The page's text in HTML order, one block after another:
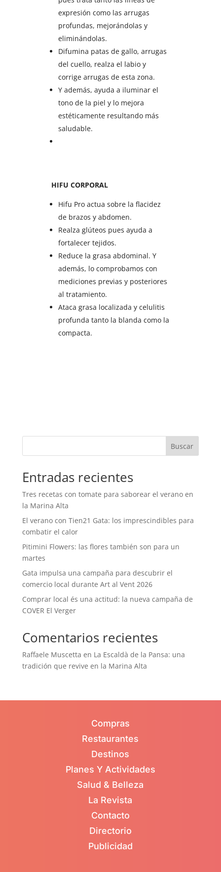
expresión como las arrugas
profundas, mejorándolas y
eliminándolas.
Difumina patas de gallo, arrugas
del cuello, realza el labio y
corrige arrugas de esta zona.
Y además, ayuda a iluminar el
tono de la piel y lo mejora
estéticamente resultando más
saludable.
HIFU CORPORAL
Hifu Pro actua sobre la flacidez
de brazos y abdomen.
Realza glúteos pues ayuda a
fortalecer tejidos.
Reduce la grasa abdominal. Y
además, lo comprobamos con
mediciones previas y posteriores
al tratamiento.
Ataca grasa localizada y celulitis
profunda tanto la blanda como la
compacta.
Buscar
Entradas recientes
Tres recetas con tomate para saborear el verano en
la Marina Alta
El verano con Tien21 Gata: los imprescindibles para
combatir el calor
Pitimini Flowers: las flores también son para un
martes
Gata impulsa una campaña para descubrir el
comercio local durante Art al Vent 2026
Comprar local és una actitud: la nueva campaña de
COVER El Verger
Comentarios recientes
Raffaele Muscetta en La Escaldà de la Pansa: una
tradición que revive en la Marina Alta
Compras
Restaurantes
Destinos
Planes Y Actividades
Salud & Belleza
La Revista
Contacto
Directorio
Publicidad